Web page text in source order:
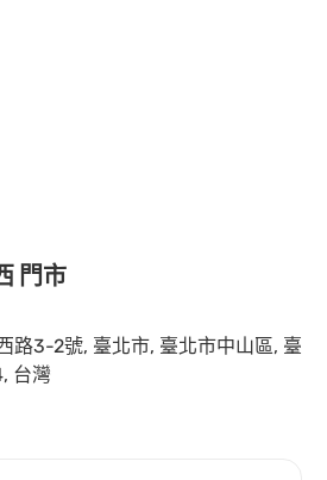
門市
路3-2號, 臺北市, 臺北市中山區, 臺
台灣